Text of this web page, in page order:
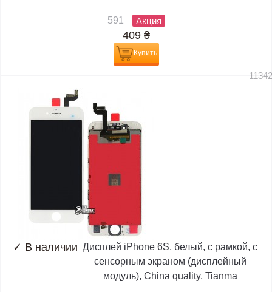
591 Акция
409 ₴
Купить
✓ В наличии Дисплей iPhone 6S, белый, с рамкой, с
сенсорным экраном (дисплейный
модуль), China quality, Tianma